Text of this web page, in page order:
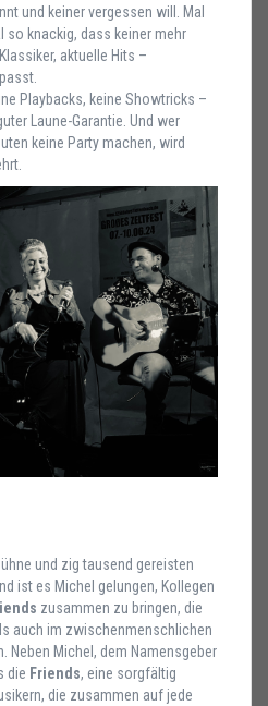
und keiner vergessen will. Mal
knackig, dass keiner mehr
aktuelle Hits –
Playbacks, keine Showtricks –
Laune-Garantie. Und wer
keine Party machen, wird
und zig tausend gereisten
ist es Michel gelungen, Kollegen
zusammen zu bringen, die
auch im zwischenmenschlichen
Neben Michel, dem Namensgeber
die Friends, eine sorgfältig
die zusammen auf jede